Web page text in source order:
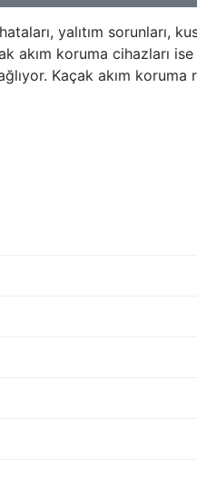
yalıtım sorunları,
akım koruma cihazları
Kaçak akım